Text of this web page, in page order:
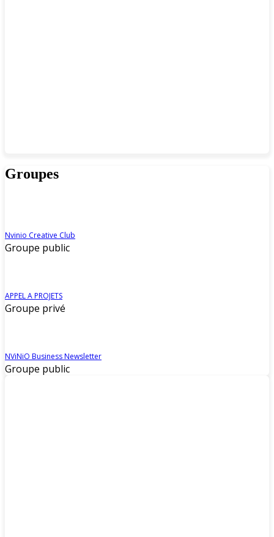
Groupes
Nvinio Creative Club
Groupe public
APPEL A PROJETS
Groupe privé
NViNiO Business Newsletter
Groupe public